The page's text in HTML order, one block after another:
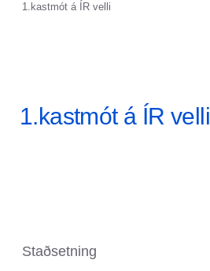
1.kastmót á ÍR velli
1.kastmót á ÍR velli
Staðsetning